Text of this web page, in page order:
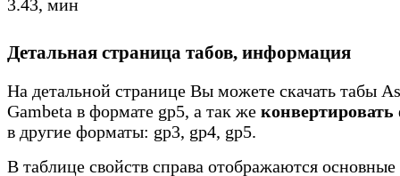
3.43, мин
Детальная страница табов, информация
На детальной странице Вы можете скачать табы
Gambeta в формате gp5, а так же конвертировать
в другие форматы: gp3, gp4, gp5.
В таблице свойств справа отображаются основные